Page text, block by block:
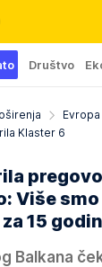
Društvo
Klaster 6
Više
15
Balkana